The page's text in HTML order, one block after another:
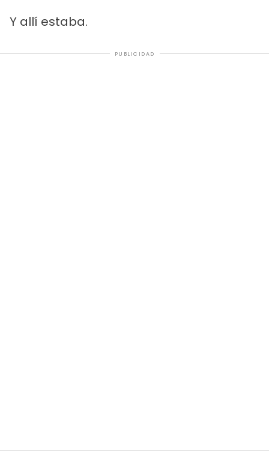
Y allí estaba.
PUBLICIDAD